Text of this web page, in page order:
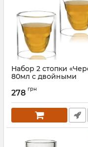
Набор 2 стопки
80мл с двойными
Артикул:
278 грн